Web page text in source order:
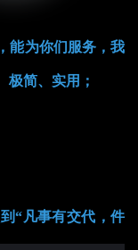
能为你们服务，我
极简、实用；
“凡事有交代，件